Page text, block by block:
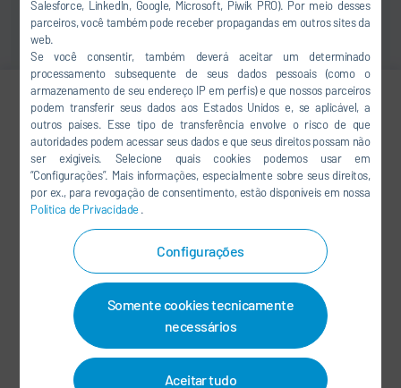
Salesforce, LinkedIn, Google, Microsoft, Piwik PRO). Por meio desses
parceiros, você também pode receber propagandas em outros sites da
web.
Se você consentir, também deverá aceitar um determinado
processamento subsequente de seus dados pessoais (como o
armazenamento de seu endereço IP em perfis) e que nossos parceiros
podem transferir seus dados aos Estados Unidos e, se aplicável, a
outros países. Esse tipo de transferência envolve o risco de que
autoridades podem acessar seus dados e que seus direitos possam não
ser exigíveis. Selecione quais cookies podemos usar em
“Configurações”. Mais informações, especialmente sobre seus direitos,
por ex., para revogação de consentimento, estão disponíveis em nossa
Política de Privacidade .
Configurações
Somente cookies tecnicamente
necessários
Aceitar tudo
Andreas Keil
Director Business Development
+49 89 35 65 47 18
Dürr Systems
Z.I. des Malines 32 rue des Malines
91090 Lisses
França